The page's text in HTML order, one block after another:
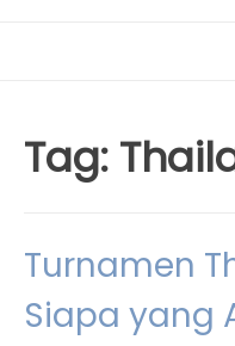
Tag:
Turnamen
Siapa yang